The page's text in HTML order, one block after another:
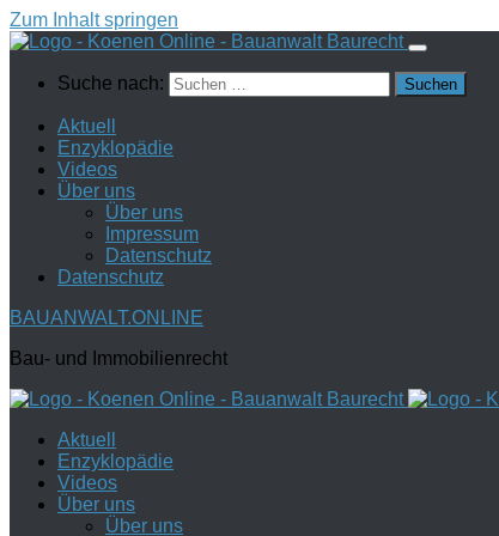
Zum Inhalt springen
Suche nach:
Aktuell
Enzyklopädie
Videos
Über uns
Über uns
Impressum
Datenschutz
Datenschutz
BAUANWALT.ONLINE
Bau- und Immobilienrecht
Aktuell
Enzyklopädie
Videos
Über uns
Über uns